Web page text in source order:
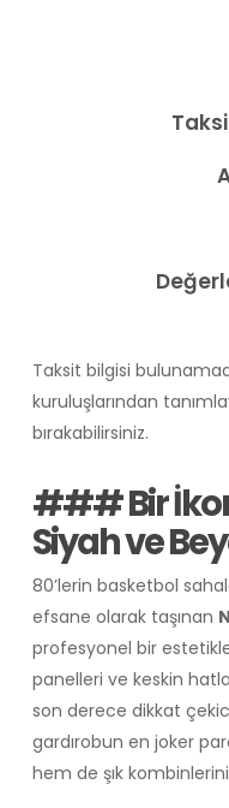
Taksit bilgisi
kuruluşlarından
bırakabilirsiniz.
### Bir
Siyah ve
80’lerin basketbol
efsane olarak taşınan
profesyonel bir
panelleri ve keskin
son derece dikkat
gardırobun en joker
hem de şık